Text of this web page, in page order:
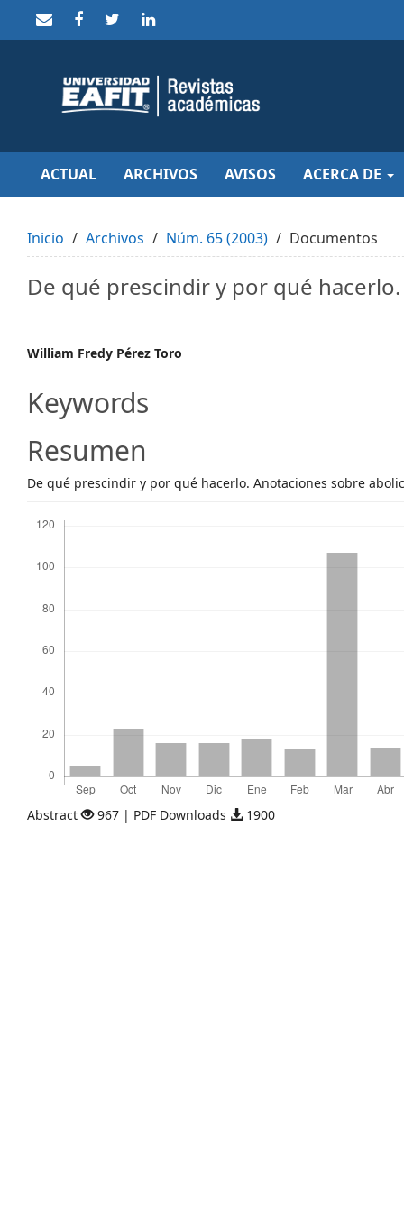
to
Main
Navigation
Content
Sidebar
ACTUAL ARCHIVOS AVISOS ACERCA DE
Inicio Archivos Núm. 65 (2003) Documentos
De qué prescindir y por qué
Main
Article
Content
William Fredy Pérez Toro
Keywords
Resumen
De qué prescindir y por qué hacerlo. Anotaciones sobre
Abstract 967 | PDF Downloads 1900